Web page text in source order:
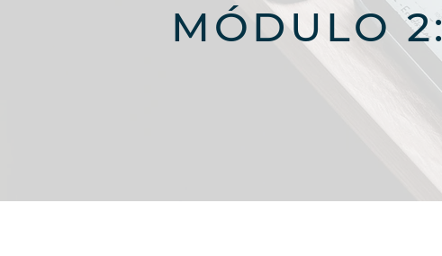
MÓDULO 2: